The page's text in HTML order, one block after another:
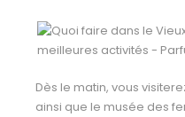
Dès le matin, vous
ainsi que le musée des